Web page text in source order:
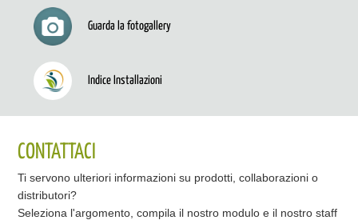
Guarda la fotogallery
Indice Installazioni
CONTATTACI
Ti servono ulteriori informazioni su prodotti, collaborazioni o
distributori?
Seleziona l'argomento, compila il nostro modulo e il nostro staff